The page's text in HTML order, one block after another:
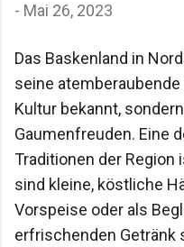
Ankündigung. Die
Musik so besonders:
Besucher, sondern
gehört. Wer durchs
dass Musik hier nicht
erzählt von Sprache,
Dorfgemeinschaften
- Mai 26, 2023
Das Baskenland in
seine
Kultur bekannt,
Gaumenfreuden. Eine
Traditionen der Region
sind kleine, köstliche
Vorspeise oder als
erfrischenden Getränk